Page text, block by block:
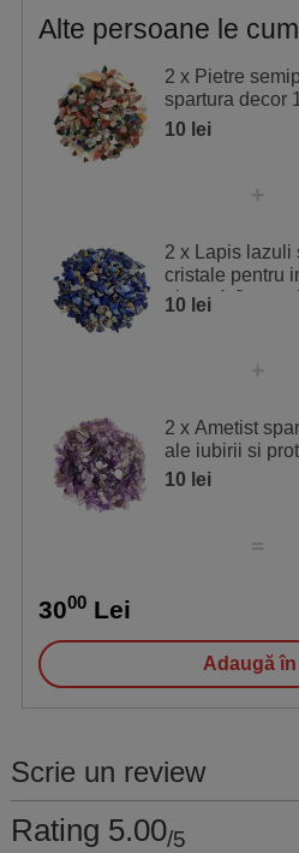
Alte persoane le
2 x Pietre
spartura decor
10 lei
2 x Lapis lazuli
cristale pentru
piatra 1-3 mm
10 lei
2 x Ametist
ale iubirii si
semipretioase
10 lei
3000 Lei
Adaugă
Scrie un review
Rating 5.00/5